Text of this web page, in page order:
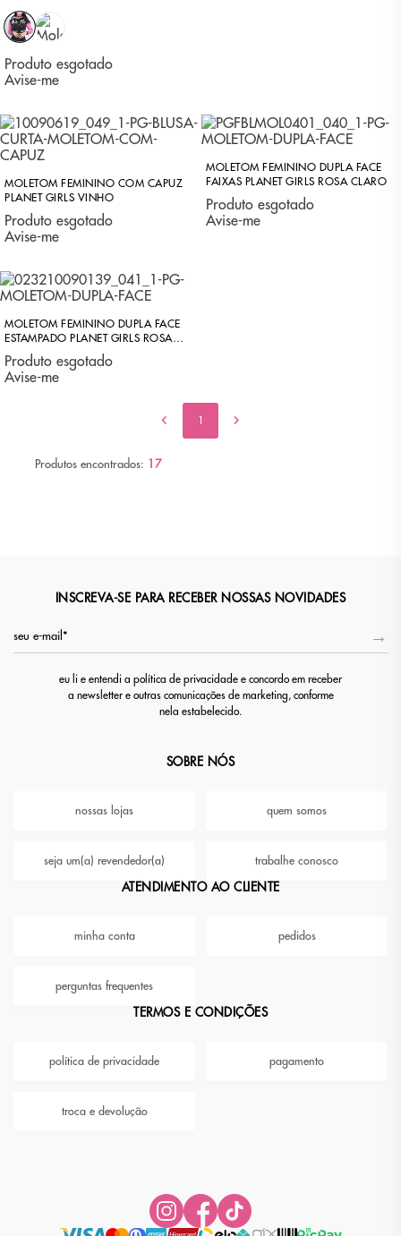
Produto esgotado
Avise-me
MOLETOM FEMININO COM CAPUZ
PLANET GIRLS VINHO
Produto esgotado
Avise-me
MOLETOM FEMININO DUPLA FACE
FAIXAS PLANET GIRLS ROSA CLARO
Produto esgotado
Avise-me
MOLETOM FEMININO DUPLA FACE
ESTAMPADO PLANET GIRLS ROSA
MÉDIO
Produto esgotado
Avise-me
1
Produtos encontrados: 17
INSCREVA-SE PARA RECEBER NOSSAS NOVIDADES
eu li e entendi a política de privacidade e concordo em receber
a newsletter e outras comunicações de marketing, conforme
nela estabelecido.
SOBRE NÓS
nossas lojas quem somos
seja um(a) revendedor(a) trabalhe conosco
ATENDIMENTO AO CLIENTE
minha conta pedidos
perguntas frequentes
TERMOS E CONDIÇÕES
política de privacidade pagamento
troca e devolução